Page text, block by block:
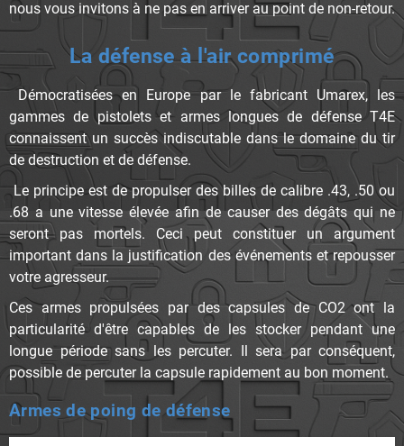
nous vous invitons à ne pas en arriver au point de non-retour.
La défense à l'air comprimé
Démocratisées en Europe par le fabricant Umarex, les
gammes de pistolets et armes longues de défense T4E
connaissent un succès indiscutable dans le domaine du tir
de destruction et de défense.
Le principe est de propulser des billes de calibre .43, .50 ou
.68 a une vitesse élevée afin de causer des dégâts qui ne
seront pas mortels. Ceci peut constituer un argument
important dans la justification des événements et repousser
votre agresseur.
Ces armes propulsées par des capsules de CO2 ont la
particularité d'être capables de les stocker pendant une
longue période sans les percuter. Il sera par conséquent,
possible de percuter la capsule rapidement au bon moment.
Armes de poing de défense